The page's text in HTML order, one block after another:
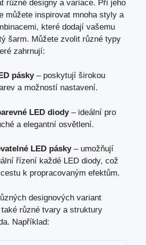
různé designy a variace. Při jeho
můžete inspirovat mnoha styly a
které dodají vašemu
šarm. Můžete zvolit různé typy
zahrnují:
pásky– poskytují širokou
a možností nastavení.
LED diody– ideální pro
a elegantní osvětlení.
LED pásky– umožňují
řízení každé LED diody, což
k propracovaným efektům.
designových variant
různé tvary a struktury
Například: